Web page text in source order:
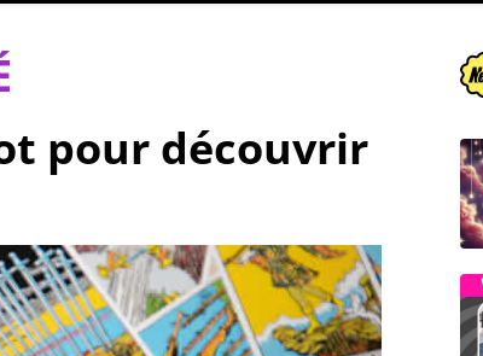
pour découvrir